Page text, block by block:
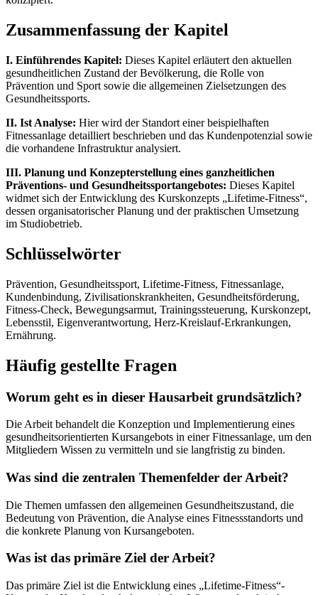
Zusammenfassung der Kapitel
I. Einführendes Kapitel: Dieses Kapitel erläutert den aktuellen
gesundheitlichen Zustand der Bevölkerung, die Rolle von
Prävention und Sport sowie die allgemeinen Zielsetzungen des
Gesundheitssports.
II. Ist Analyse: Hier wird der Standort einer beispielhaften
Fitnessanlage detailliert beschrieben und das Kundenpotenzial sowie
die vorhandene Infrastruktur analysiert.
III. Planung und Konzepterstellung eines ganzheitlichen
Präventions- und Gesundheitssportangebotes: Dieses Kapitel
widmet sich der Entwicklung des Kurskonzepts „Lifetime-Fitness“,
dessen organisatorischer Planung und der praktischen Umsetzung
im Studiobetrieb.
Schlüsselwörter
Prävention, Gesundheitssport, Lifetime-Fitness, Fitnessanlage,
Kundenbindung, Zivilisationskrankheiten, Gesundheitsförderung,
Fitness-Check, Bewegungsarmut, Trainingssteuerung, Kurskonzept,
Lebensstil, Eigenverantwortung, Herz-Kreislauf-Erkrankungen,
Ernährung.
Häufig gestellte Fragen
Worum geht es in dieser Hausarbeit grundsätzlich?
Die Arbeit behandelt die Konzeption und Implementierung eines
gesundheitsorientierten Kursangebots in einer Fitnessanlage, um den
Mitgliedern Wissen zu vermitteln und sie langfristig zu binden.
Was sind die zentralen Themenfelder der Arbeit?
Die Themen umfassen den allgemeinen Gesundheitszustand, die
Bedeutung von Prävention, die Analyse eines Fitnessstandorts und
die konkrete Planung von Kursangeboten.
Was ist das primäre Ziel der Arbeit?
Das primäre Ziel ist die Entwicklung eines „Lifetime-Fitness“-